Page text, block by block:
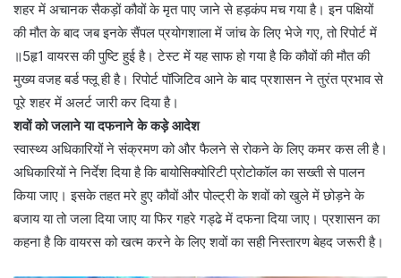
शहर में अचानक सैकड़ों कौवों के मृत पाए जाने से हड़कंप मच गया है। इन पक्षियों
की मौत के बाद जब इनके सैंपल प्रयोगशाला में जांच के लिए भेजे गए, तो रिपोर्ट में
॥5हृ1 वायरस की पुष्टि हुई है। टेस्ट में यह साफ हो गया है कि कौवों की मौत की
मुख्य वजह बर्ड फ्लू ही है। रिपोर्ट पॉजिटिव आने के बाद प्रशासन ने तुरंत प्रभाव से
पूरे शहर में अलर्ट जारी कर दिया है।
शवों को जलाने या दफनाने के कड़े आदेश
स्वास्थ्य अधिकारियों ने संक्रमण को और फैलने से रोकने के लिए कमर कस ली है।
अधिकारियों ने निर्देश दिया है कि बायोसिक्योरिटी प्रोटोकॉल का सख्ती से पालन
किया जाए। इसके तहत मरे हुए कौवों और पोल्ट्री के शवों को खुले में छोड़ने के
बजाय या तो जला दिया जाए या फिर गहरे गड्ढे में दफना दिया जाए। प्रशासन का
कहना है कि वायरस को खत्म करने के लिए शवों का सही निस्तारण बेहद जरूरी है।